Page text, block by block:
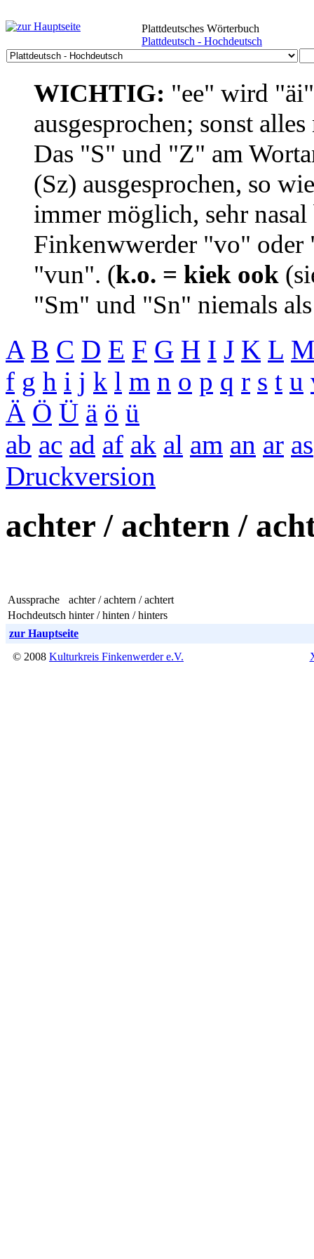
Plattdeutsches Wörterbuch
Plattdeutsch - Hochdeutsch
WICHTIG: "ee" wird
ausgesprochen; sonst
Das "S" und "Z" am
(Sz) ausgesprochen, so
immer möglich, sehr
Finkenwwerder "vo"
"vun". (k.o. = kiek ook
"Sm" und "Sn" niemals
A B C D E F G H I J K L
f g h i j k l m n o p q r s t u
Ä Ö Ü ä ö ü
ab ac ad af ak al am an ar as
Druckversion
achter / achtern /
Aussprache
achter / achtern / achtert
Hochdeutsch hinter / hinten / hinters
zur Hauptseite
© 2008 Kulturkreis Finkenwerder e.V.